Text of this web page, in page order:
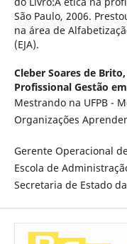
São Paulo, 2006.
na área de
(EJA).
Cleber Soares de Brito,
Profissional Gestão
Mestrando na UFPB -
Organizações
Gerente Operacional
Escola de
Secretaria de Estado